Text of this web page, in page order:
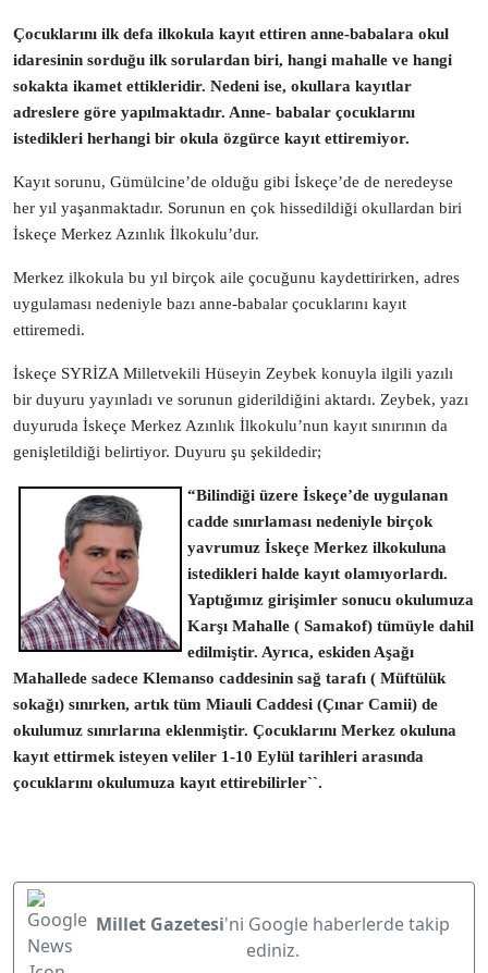
Çocuklarını ilk defa ilkokula kayıt ettiren anne-babalara okul
idaresinin sorduğu ilk sorulardan biri, hangi mahalle ve hangi
sokakta ikamet ettikleridir. Nedeni ise, okullara kayıtlar
adreslere göre yapılmaktadır. Anne- babalar çocuklarını
istedikleri herhangi bir okula özgürce kayıt ettiremiyor.
Kayıt sorunu, Gümülcine’de olduğu gibi İskeçe’de de neredeyse
her yıl yaşanmaktadır. Sorunun en çok hissedildiği okullardan biri
İskeçe Merkez Azınlık İlkokulu’dur.
Merkez ilkokula bu yıl birçok aile çocuğunu kaydettirirken, adres
uygulaması nedeniyle bazı anne-babalar çocuklarını kayıt
ettiremedi.
İskeçe SYRİZA Milletvekili Hüseyin Zeybek konuyla ilgili yazılı
bir duyuru yayınladı ve sorunun giderildiğini aktardı. Zeybek, yazı
duyuruda İskeçe Merkez Azınlık İlkokulu’nun kayıt sınırının da
genişletildiği belirtiyor. Duyuru şu şekildedir;
“Bilindiği üzere İskeçe’de uygulanan
cadde sınırlaması nedeniyle birçok
yavrumuz İskeçe Merkez ilkokuluna
istedikleri halde kayıt olamıyorlardı.
Yaptığımız girişimler sonucu okulumuza
Karşı Mahalle ( Samakof) tümüyle dahil
edilmiştir. Ayrıca, eskiden Aşağı
Mahallede sadece Klemanso caddesinin sağ tarafı ( Müftülük
sokağı) sınırken, artık tüm Miauli Caddesi (Çınar Camii) de
okulumuz sınırlarına eklenmiştir. Çocuklarını Merkez okuluna
kayıt ettirmek isteyen veliler 1-10 Eylül tarihleri arasında
çocuklarını okulumuza kayıt ettirebilirler``.
Millet Gazetesi'ni Google haberlerde takip
ediniz.